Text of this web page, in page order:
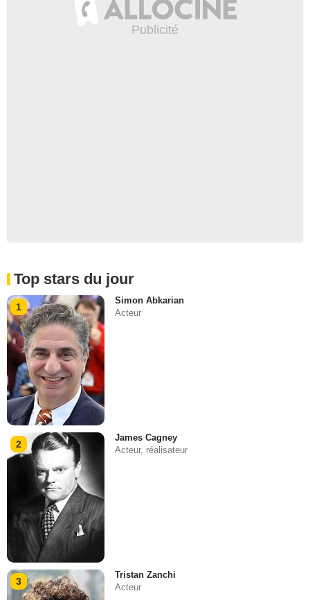
Top stars du jour
1
Simon Abkarian
Acteur
2
James Cagney
Acteur, réalisateur
3
Tristan Zanchi
Acteur